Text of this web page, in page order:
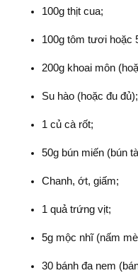
100g thịt cua;
100g tôm tươi hoặc
200g khoai môn
Su hào (hoặc đu đủ);
1 củ cà rốt;
50g bún miến (bún
Chanh, ớt, giấm;
1 quả trứng vịt;
5g mộc nhĩ (nấm
30 bánh đa nem